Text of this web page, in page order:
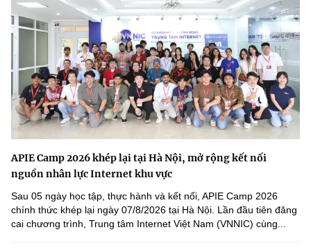
APIE Camp 2026 khép lại tại Hà Nội, mở rộng kết nối
nguồn nhân lực Internet khu vực
Sau 05 ngày học tập, thực hành và kết nối, APIE Camp 2026
chính thức khép lại ngày 07/8/2026 tại Hà Nội. Lần đầu tiên đăng
cai chương trình, Trung tâm Internet Việt Nam (VNNIC) cùng...